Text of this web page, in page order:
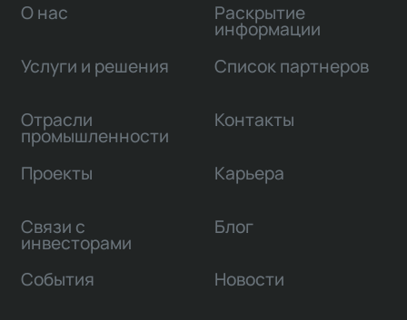
О нас
Услуги и решения
Отрасли
промышленности
Проекты
Связи с
инвесторами
Раскрытие
информации
Список партнеров
Контакты
Карьера
Блог
События Новости